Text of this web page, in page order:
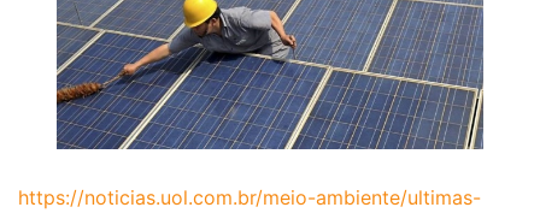
https://noticias.uol.com.br/meio-ambiente/ultimas-